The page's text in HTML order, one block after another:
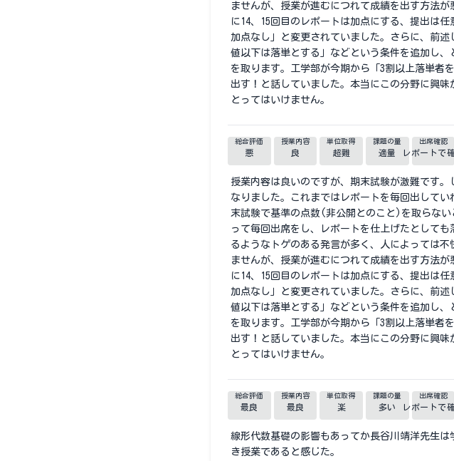
ませんが、授業が進むにつれて成績を出す方法
に14、15回目のレポートは加点にする、提出は
加点なし」と変更されていました。さらに、前
値以下は落単とする」などという条件を追加し
を取ります。工学部が今期から「3割以上落単者
出す！と話していました。本当にこの分野に興
とってはいけません。
総合評価
悪
授業内容
良
単位取得
超難
課題の量
適量
出席確認
レポートで
授業内容は良いのですが、期末試験が激難です
なりました。これまではレポートを毎回出して
末試験で基準の点数(非公開とのこと)を取らな
って毎回出席をし、レポートを仕上げたとして
るようなトゲのある発言が多く、人によっては
ませんが、授業が進むにつれて成績を出す方法
に14、15回目のレポートは加点にする、提出は
加点なし」と変更されていました。さらに、前
値以下は落単とする」などという条件を追加し
を取ります。工学部が今期から「3割以上落単者
出す！と話していました。本当にこの分野に興
とってはいけません。
総合評価
最良
授業内容
最良
単位取得
楽
課題の量
多い
出席確認
レポートで
線形代数基礎の影響もあってか長谷川靖洋先生
き授業であると感じた。